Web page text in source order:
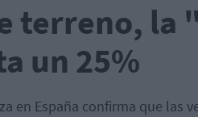
terreno, la
un 25%
en España confirma que las